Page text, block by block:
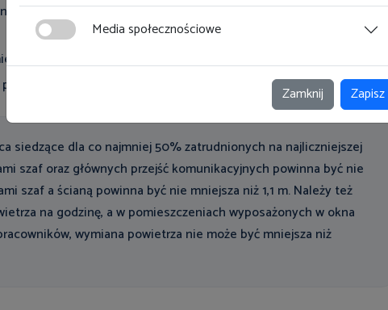
i podłóg zabezpieczającej pomieszczenia przed wilgocią i
jest dla ponad 25 pracowników.
siedzące dla co najmniej 50% zatrudnionych na najliczniejszej
szaf oraz głównych przejść komunikacyjnych powinna być nie
szaf a ścianą powinna być nie mniejsza niż 1,1 m. Należy też
na godzinę, a w pomieszczeniach wyposażonych w okna
wymiana powietrza nie może być mniejsza niż
Media społecznościowe
Zamknij Zapisz